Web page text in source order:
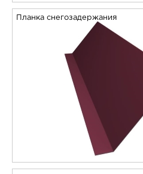
Планка снегозадержания